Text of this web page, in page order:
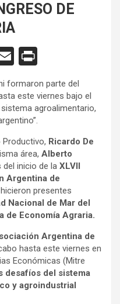
DE
E
ail tF
ri
n
dl
y
formaron parte del
este viernes bajo el
agroalimentario,
Ricardo De
área, Alberto
del inicio de la XLVII
Argentina de
presentes
Nacional de Mar del
de Economía Agraria.
Argentina de
hasta este viernes en
Económicas (Mitre
desafíos del sistema
y agroindustrial